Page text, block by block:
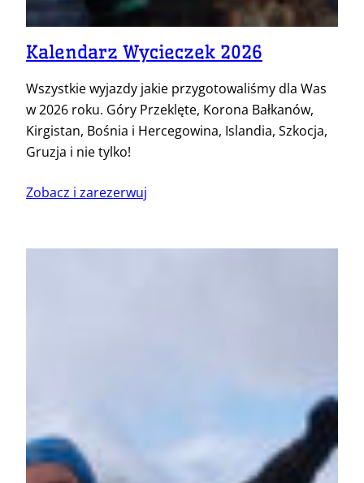
Kalendarz Wycieczek 2026
Wszystkie wyjazdy jakie przygotowaliśmy dla Was
w 2026 roku. Góry Przeklęte, Korona Bałkanów,
Kirgistan, Bośnia i Hercegowina, Islandia, Szkocja,
Gruzja i nie tylko!
Zobacz i zarezerwuj